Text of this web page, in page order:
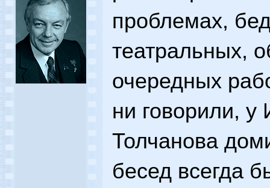
проблемах,
театральных,
очередных
ни говорили,
Толчанова
бесед всегда